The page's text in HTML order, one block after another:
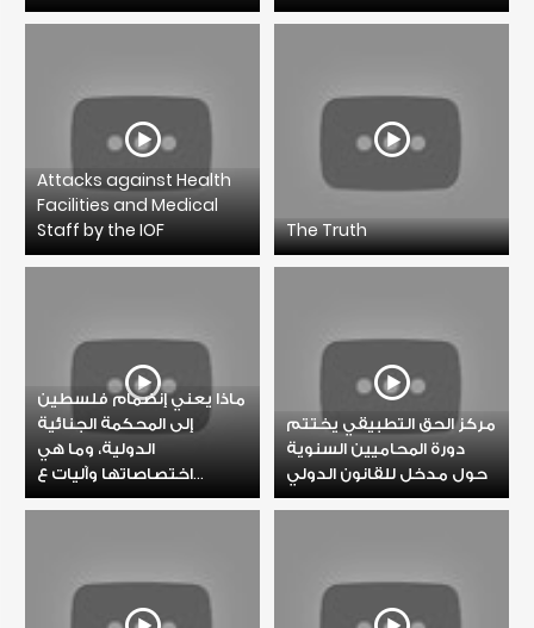
Attacks against Health
Facilities and Medical
Staff by the IOF
The Truth
ماذا يعني إنضمام فلسطين
إلى المحكمة الجنائية
الدولية، وما هي
اختصاصاتها وآليات ع...
مركز الحق التطبيقي يختتم
دورة المحاميين السنوية
حول مدخل للقانون الدولي